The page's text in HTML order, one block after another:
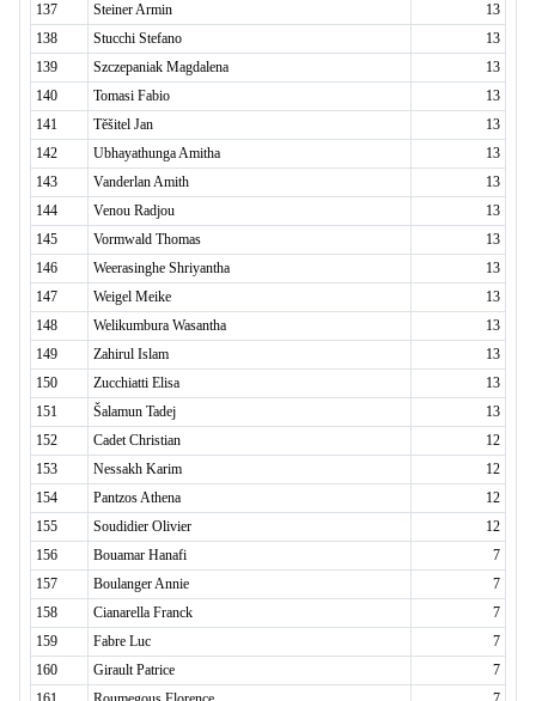
137
Steiner Armin
13
138
Stucchi Stefano
13
139
Szczepaniak Magdalena
13
140
Tomasi Fabio
13
141
Těšitel Jan
13
142
Ubhayathunga Amitha
13
143
Vanderlan Amith
13
144
Venou Radjou
13
145
Vormwald Thomas
13
146
Weerasinghe Shriyantha
13
147
Weigel Meike
13
148
Welikumbura Wasantha
13
149
Zahirul Islam
13
150
Zucchiatti Elisa
13
151
Šalamun Tadej
13
152
Cadet Christian
12
153
Nessakh Karim
12
154
Pantzos Athena
12
155
Soudidier Olivier
12
156
Bouamar Hanafi
7
157
Boulanger Annie
7
158
Cianarella Franck
7
159
Fabre Luc
7
160
Girault Patrice
7